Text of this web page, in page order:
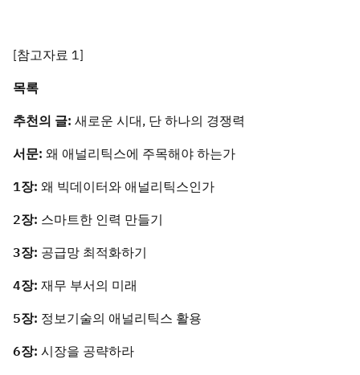
[참고자료 1]
목록
추천의 글: 새로운 시대, 단 하나의 경쟁력
서문: 왜 애널리틱스에 주목해야 하는가
1장: 왜 빅데이터와 애널리틱스인가
2장: 스마트한 인력 만들기
3장: 공급망 최적화하기
4장: 재무 부서의 미래
5장: 정보기술의 애널리틱스 활용
6장: 시장을 공략하라